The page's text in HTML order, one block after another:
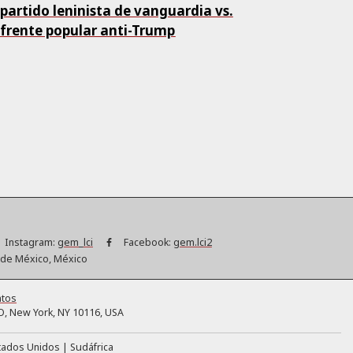
leninista de vanguardia vs.
popular anti-Trump
Instagram: gem_lci Facebook: gem.lci2
México, México
New York, NY 10116, USA
Unidos Sudáfrica